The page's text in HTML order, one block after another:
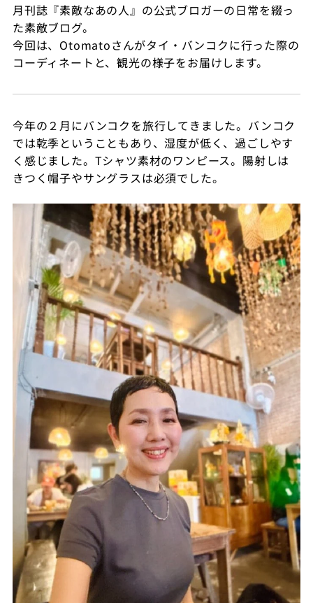
月刊誌『素敵なあの人』の公式ブロガーの日常を綴っ
た素敵ブログ。
今回は、Otomatoさんがタイ・バンコクに行った際の
コーディネートと、観光の様子をお届けします。
今年の２月にバンコクを旅行してきました。バンコク
では乾季ということもあり、湿度が低く、過ごしやす
く感じました。 Tシャツ素材のワンピース。陽射しは
きつく帽子やサングラスは必須でした。